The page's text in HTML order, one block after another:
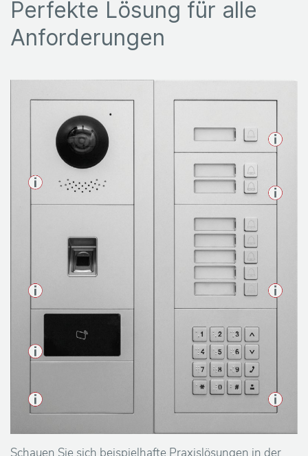
Perfekte Lösung für alle
Anforderungen